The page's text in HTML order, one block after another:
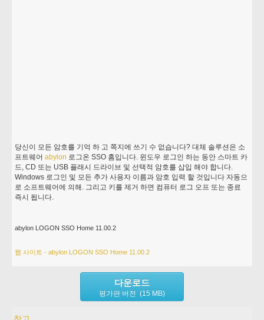
당신이 모든 암호를 기억 하 고 쪽지에 쓰기 수 없습니다? 대체 솔루션은 소
프트웨어abylon 로그온 SSO 홈입니다. 윈도우 로그인 하는 동안 스마트 카
드, CD 또는 USB 플래시 드라이브 및 선택적 암호를 삽입 해야 합니다.
Windows 로그인 및 모든 추가 사용자 이름과 암호 입력 할 것입니다 자동으
로 소프트웨어에 의해. 그리고 키를 제거 하면 컴퓨터 로그 오프 또는 종료
즉시 됩니다.
abylon LOGON SSO Home 11.00.2
웹 사이트 - abylon LOGON SSO Home 11.00.2
다운로드
평가판 버전 (15 MB)